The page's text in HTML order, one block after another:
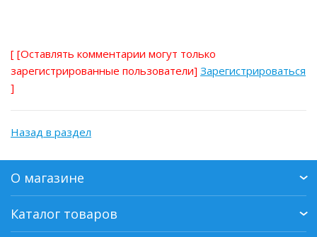
[ [Оставлять комментарии могут только
зарегистрированные пользователи] Зарегистрироваться
]
Назад в раздел
О магазине
Каталог товаров